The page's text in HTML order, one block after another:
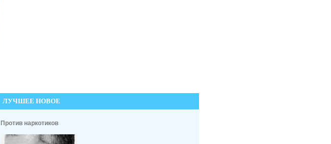
ЛУЧШЕЕ НОВОЕ
Против наркотиков